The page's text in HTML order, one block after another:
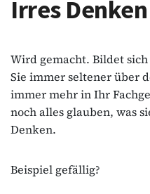
Irres Denken
Wird gemacht. Bildet
Sie immer seltener über
immer mehr in Ihr
noch alles glauben, was
Denken.
Beispiel gefällig?